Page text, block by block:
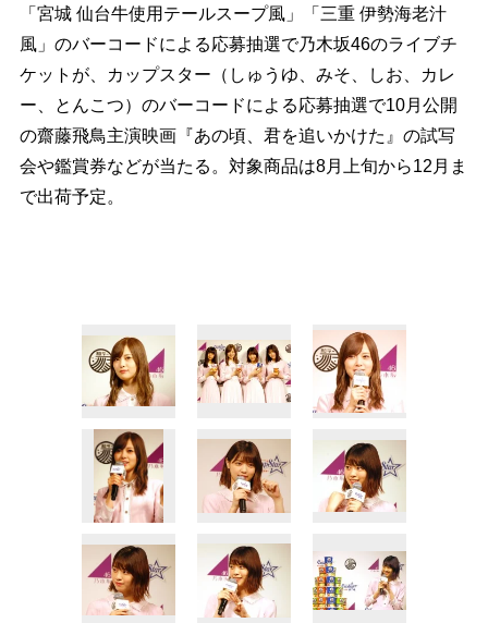
「宮城 仙台牛使用テールスープ風」「三重 伊勢海老汁
風」のバーコードによる応募抽選で乃木坂46のライブチ
ケットが、カップスター（しゅうゆ、みそ、しお、カレ
ー、とんこつ）のバーコードによる応募抽選で10月公開
の齋藤飛鳥主演映画『あの頃、君を追いかけた』の試写
会や鑑賞券などが当たる。対象商品は8月上旬から12月ま
で出荷予定。